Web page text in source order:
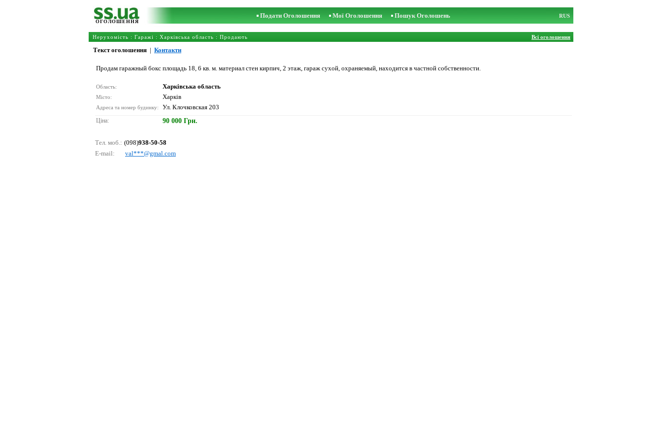
ОГОЛОШЕННЯ
Подати Оголошення Мої Оголошення Пошук Оголошень RUS
Нерухомість : Гаражі : Харківська область : Продають Всі оголошення
Текст оголошення | Контакти
Продам гаражный бокс площадь 18, 6 кв. м. материал стен кирпич, 2 этаж, гараж сухой, охраняемый, находится в частной собственности.
Область: Харківська область
Місто: Харків
Адреса та номер будинку: Ул. Клочковская 203
Ціна: 90 000 Грн.
Тел. моб.: (098)938-50-58
E-mail:
vаl***@gmаl.соm